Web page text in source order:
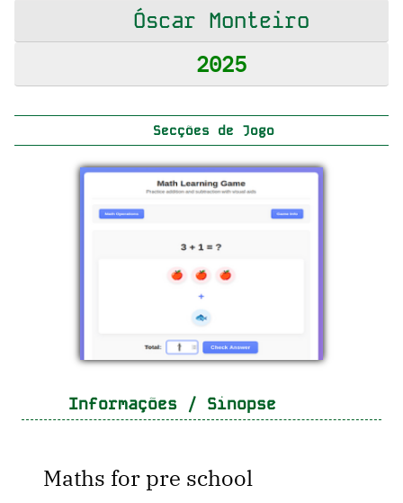
Óscar Monteiro
2025
Secções de Jogo
Informações / Sinopse
Maths for pre school